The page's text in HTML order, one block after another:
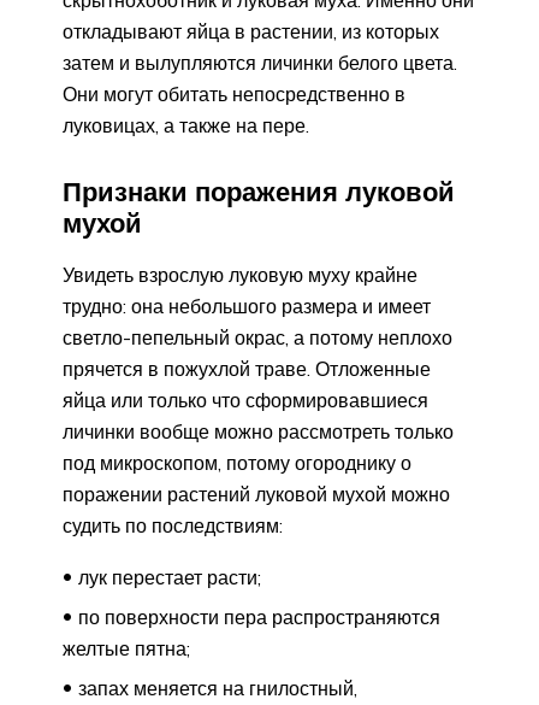
откладывают яйца в растении, из которых
затем и вылупляются личинки белого цвета.
Они могут обитать непосредственно в
луковицах, а также на пере.
Признаки поражения луковой
мухой
Увидеть взрослую луковую муху крайне
трудно: она небольшого размера и имеет
светло-пепельный окрас, а потому неплохо
прячется в пожухлой траве. Отложенные
яйца или только что сформировавшиеся
личинки вообще можно рассмотреть только
под микроскопом, потому огороднику о
поражении растений луковой мухой можно
судить по последствиям:
лук перестает расти;
по поверхности пера распространяются
желтые пятна;
запах меняется на гнилостный,